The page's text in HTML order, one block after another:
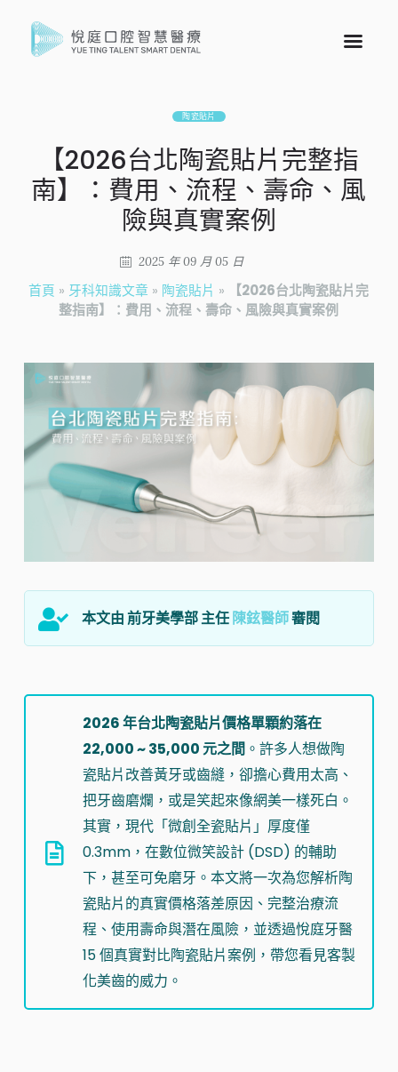
陶瓷貼片
【2026台北陶瓷貼片完整指
南】：費用、流程、壽命、風
險與真實案例
2025 年 09 月 05 日
首頁 » 牙科知識文章 » 陶瓷貼片 »
【2026台北陶瓷貼片完
整指南】：費用、流程、壽命、風險與真實案例
本文由 前牙美學部 主任陳鉉醫師審閱
2026 年台北陶瓷貼片價格單顆約落在
22,000 ~ 35,000 元之間。許多人想做陶
瓷貼片改善黃牙或齒縫，卻擔心費用太高、
把牙齒磨爛，或是笑起來像網美一樣死白。
其實，現代「微創全瓷貼片」厚度僅
0.3mm，在數位微笑設計 (DSD) 的輔助
下，甚至可免磨牙。本文將一次為您解析陶
瓷貼片的真實價格落差原因、完整治療流
程、使用壽命與潛在風險，並透過悅庭牙醫
15 個真實對比陶瓷貼片案例，帶您看見客製
化美齒的威力。